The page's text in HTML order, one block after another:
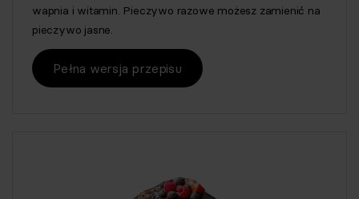
wapnia i witamin. Pieczywo razowe możesz zamienić na
pieczywo jasne.
Pełna wersja przepisu